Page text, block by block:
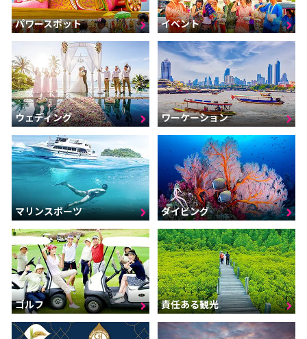
パワースポット イベント
ウェディング ワーケーション
マリンスポーツ ダイビング
ゴルフ 責任ある観光